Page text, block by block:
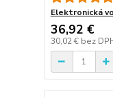
Elektronická
36,92 €
30,02 € bez